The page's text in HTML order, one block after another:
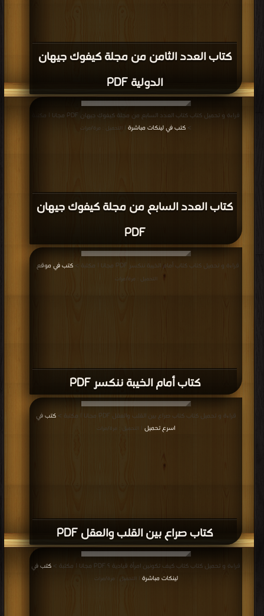
كتاب العدد الثامن من مجلة كيفوك جيهان
الدولية PDF
كتاب العدد السابع من مجلة كيفوك جيهان
PDF
قراءة و تحميل كتاب كتاب العدد السابع من مجلة كيفوك جيهان PDF مجانا | مكتبة
> كتب في لينكات مباشرة | التحميل : مرة/مرات
كتاب أمام الخيبة ننكسر PDF
قراءة و تحميل كتاب كتاب أمام الخيبة ننكسر PDF مجانا | مكتبة > كتب في موقع
التحميل : مرة/مرات
كتاب صراع بين القلب والعقل PDF
قراءة و تحميل كتاب كتاب صراع بين القلب والعقل PDF مجانا | مكتبة >
كتب في
اسرع تحميل
| التحميل : مرة/مرات
قراءة و تحميل كتاب كتاب كيف تكونين امرأة قيادية ؟ PDF مجانا | مكتبة >
كتب في
لينكات مباشرة | التحميل : مرة/مرات